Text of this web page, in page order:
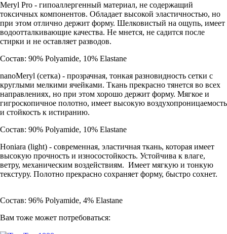
Meryl Pro - гипоаллергенный материал, не содержащий
токсичных компонентов. Обладает высокой эластичностью, но
при этом отлично держит форму. Шелковистый на ощупь, имеет
водоотталкивающие качества. Не мнется, не садится после
стирки и не оставляет разводов.
Состав: 90% Polyamide, 10% Elastane
nanoMeryl (cетка) - прозрачная, тонкая разновидность сетки с
круглыми мелкими ячейками. Ткань прекрасно тянется во всех
направлениях, но при этом хорошо держит форму. Мягкое и
гигроскопичное полотно, имеет высокую воздухопроницаемость
и стойкость к истиранию.
Состав: 90% Polyamide, 10% Elastane
Honiara (light) - современная, эластичная ткань, которая имеет
высокую прочность и износостойкость. Устойчива к влаге,
ветру, механическим воздействиям. Имеет мягкую и тонкую
текстуру. Полотно прекрасно сохраняет форму, быстро сохнет.
Состав: 96% Polyamide, 4% Elastane
Вам тоже может потребоваться: